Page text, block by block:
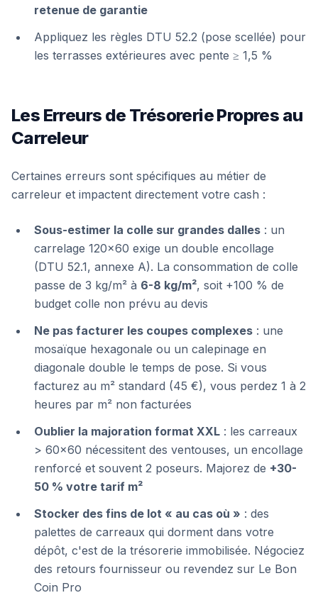
retenue de garantie
Appliquez les règles DTU 52.2 (pose scellée) pour
les terrasses extérieures avec pente ≥ 1,5 %
Les Erreurs de Trésorerie Propres au
Carreleur
Certaines erreurs sont spécifiques au métier de
carreleur et impactent directement votre cash :
Sous-estimer la colle sur grandes dalles : un
carrelage 120×60 exige un double encollage
(DTU 52.1, annexe A). La consommation de colle
passe de 3 kg/m² à 6-8 kg/m², soit +100 % de
budget colle non prévu au devis
Ne pas facturer les coupes complexes : une
mosaïque hexagonale ou un calepinage en
diagonale double le temps de pose. Si vous
facturez au m² standard (45 €), vous perdez 1 à 2
heures par m² non facturées
Oublier la majoration format XXL : les carreaux
> 60×60 nécessitent des ventouses, un encollage
renforcé et souvent 2 poseurs. Majorez de +30-
50 % votre tarif m²
Stocker des fins de lot « au cas où » : des
palettes de carreaux qui dorment dans votre
dépôt, c'est de la trésorerie immobilisée. Négociez
des retours fournisseur ou revendez sur Le Bon
Coin Pro